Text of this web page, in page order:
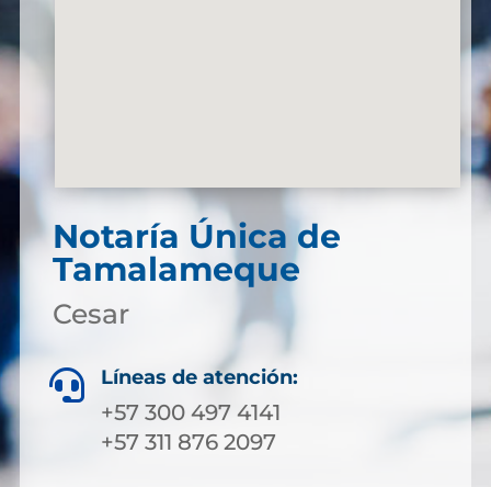
Notaría Única de
Tamalameque
Cesar
 Líneas de atención:
+57 300 497 4141
+57 311 876 2097